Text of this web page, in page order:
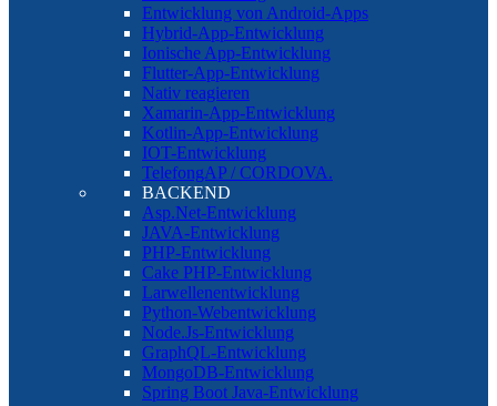
Entwicklung von Android-Apps
Hybrid-App-Entwicklung
Ionische App-Entwicklung
Flutter-App-Entwicklung
Nativ reagieren
Xamarin-App-Entwicklung
Kotlin-App-Entwicklung
IOT-Entwicklung
TelefongAP / CORDOVA.
BACKEND
Asp.Net-Entwicklung
JAVA-Entwicklung
PHP-Entwicklung
Cake PHP-Entwicklung
Larwellenentwicklung
Python-Webentwicklung
Node.Js-Entwicklung
GraphQL-Entwicklung
MongoDB-Entwicklung
Spring Boot Java-Entwicklung